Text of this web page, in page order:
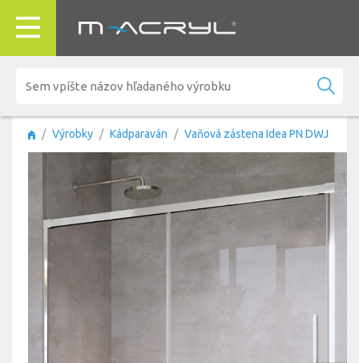
Výrobky Kádparaván Vaňová zástena Idea PN DWJ